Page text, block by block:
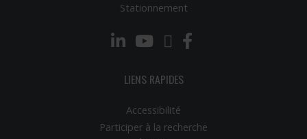
Stationnement
LinkedIn
YouTube
Twitter
LIENS RAPIDES
Accessibilité
Participer à la recherche